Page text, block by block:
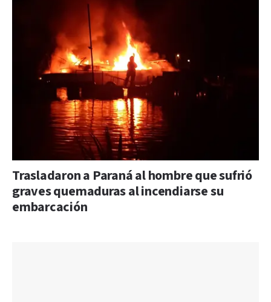
Trasladaron a Paraná al hombre que sufrió
graves quemaduras al incendiarse su
embarcación